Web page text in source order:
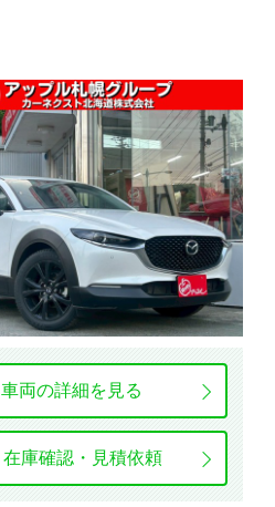
車両の詳細を見る
在庫確認・見積依頼